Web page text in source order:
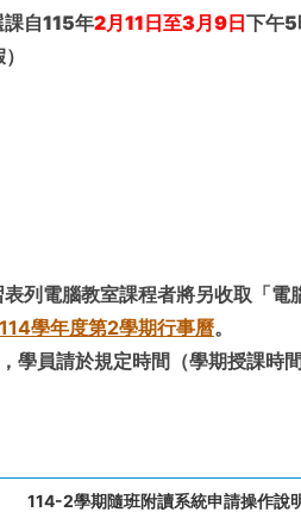
自115年2月11 日至3月9日下午5
）
表列電腦教室課程者將另收取 「
114學年度第2學期行事曆。
學員請於規定時間（學期授課時
114-2學期隨班附讀系統申請操作說